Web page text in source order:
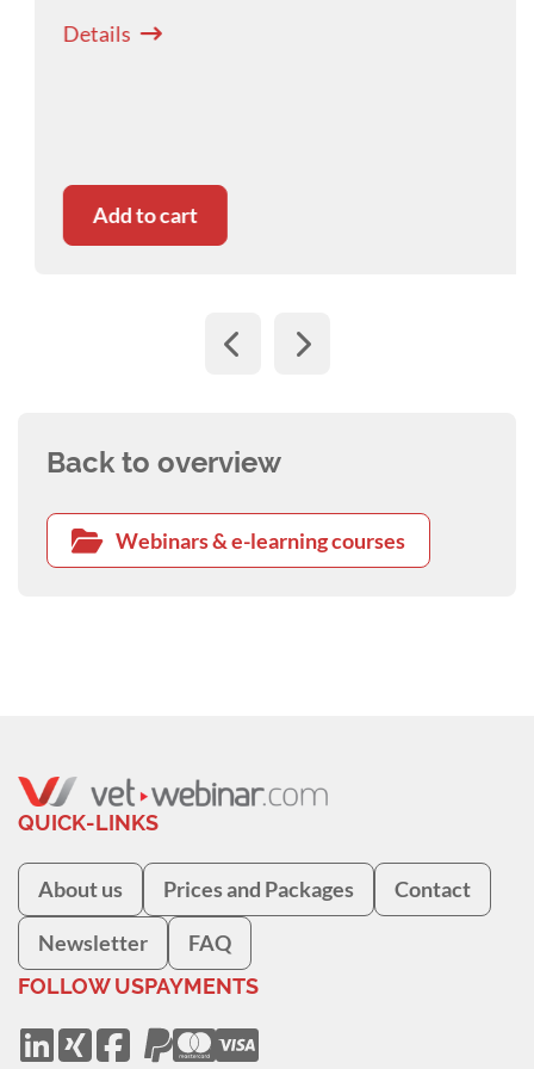
Details
Add to cart
Back to overview
Webinars & e-learning courses
QUICK-LINKS
About us Prices and Packages Contact
Newsletter FAQ
FOLLOW USPAYMENTS